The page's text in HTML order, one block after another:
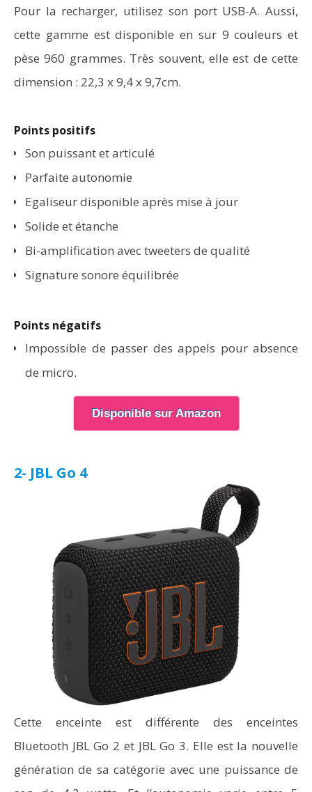
Pour la recharger, utilisez son port USB-A. Aussi,
cette gamme est disponible en sur 9 couleurs et
pèse 960 grammes. Très souvent, elle est de cette
dimension : 22,3 x 9,4 x 9,7cm.
Points positifs
Son puissant et articulé
Parfaite autonomie
Egaliseur disponible après mise à jour
Solide et étanche
Bi-amplification avec tweeters de qualité
Signature sonore équilibrée
Points négatifs
Impossible de passer des appels pour absence
de micro.
Disponible sur Amazon
2- JBL Go 4
Cette enceinte est différente des enceintes
Bluetooth JBL Go 2 et JBL Go 3. Elle est la nouvelle
génération de sa catégorie avec une puissance de